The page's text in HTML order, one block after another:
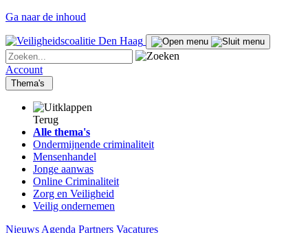
Ga naar de inhoud
Account
Thema's
Terug
Alle thema's
Ondermijnende criminaliteit
Mensenhandel
Jonge aanwas
Online Criminaliteit
Zorg en Veiligheid
Veilig ondernemen
Nieuws Agenda Partners Vacatures